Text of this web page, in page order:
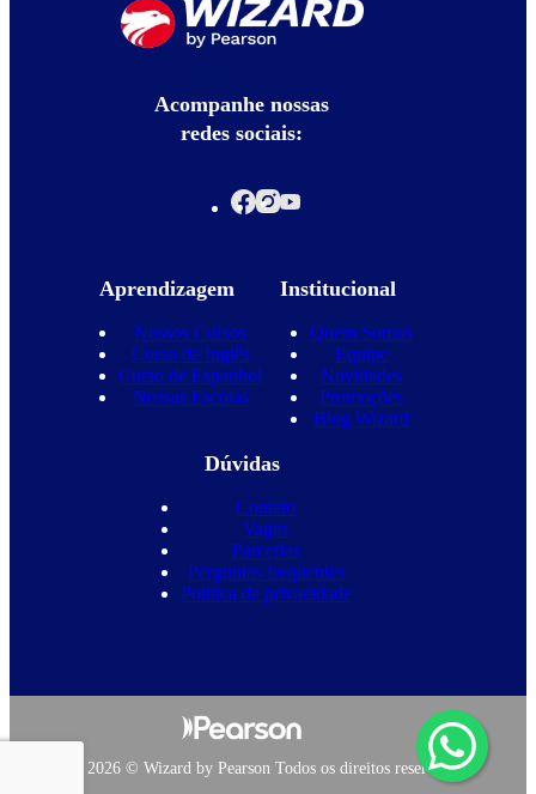
Acompanhe nossas
redes sociais:
Aprendizagem
Nossos Cursos
Curso de Inglês
Curso de Espanhol
Nossas Escolas
Institucional
Quem Somos
Equipe
Novidades
Promoções
Blog Wizard
Dúvidas
Contato
Vagas
Parcerias
Perguntas frequentes
Política de privacidade
Copyright 2026 © Wizard by Pearson Todos os direitos reservados.